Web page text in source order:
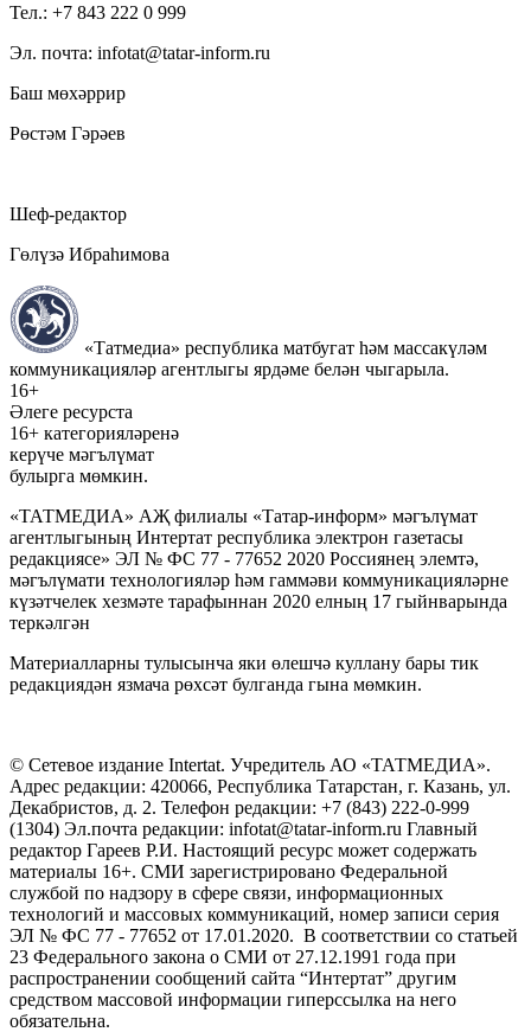
Тел.: +7 843 222 0 999
Эл. почта: infotat@tatar-inform.ru
Баш мөхәррир
Рөстәм Гәрәев
Шеф-редактор
Гөлүзә Ибраһимова
«Татмедиа» республика матбугат һәм массакүләм
коммуникацияләр агентлыгы ярдәме белән чыгарыла.
16+
Әлеге ресурста
16+ категорияләренә
керүче мәгълүмат
булырга мөмкин.
«ТАТМЕДИА» АҖ филиалы «Татар-информ» мәгълүмат
агентлыгының Интертат республика электрон газетасы
редакциясе» ЭЛ № ФС 77 - 77652 2020 Россиянең элемтә,
мәгълүмати технологияләр һәм гаммәви коммуникацияләрне
күзәтчелек хезмәте тарафыннан 2020 елның 17 гыйнварында
теркәлгән
Материалларны тулысынча яки өлешчә куллану бары тик
редакциядән язмача рөхсәт булганда гына мөмкин.
© Сетевое издание Intertat. Учредитель АО «ТАТМЕДИА».
Адрес редакции: 420066, Республика Татарстан, г. Казань, ул.
Декабристов, д. 2. Телефон редакции: +7 (843) 222-0-999
(1304) Эл.почта редакции: infotat@tatar-inform.ru Главный
редактор Гареев Р.И. Настоящий ресурс может содержать
материалы 16+. СМИ зарегистрировано Федеральной
службой по надзору в сфере связи, информационных
технологий и массовых коммуникаций, номер записи серия
ЭЛ № ФС 77 - 77652 от 17.01.2020. В соответствии со статьей
23 Федерального закона о СМИ от 27.12.1991 года при
распространении сообщений сайта “Интертат” другим
средством массовой информации гиперссылка на него
обязательна.